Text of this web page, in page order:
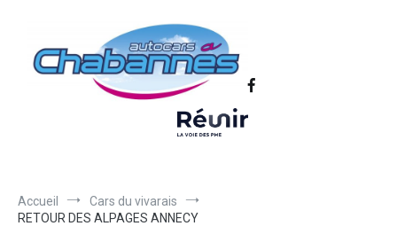
Autocars Chabannes | Transport en
Transport scolaire, Transports de personnel en Drôme Ardèche,
Transport touristique France et Europe
Accueil
Cars du vivarais
RETOUR DES ALPAGES ANNECY